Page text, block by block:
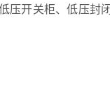
压开关柜、低压